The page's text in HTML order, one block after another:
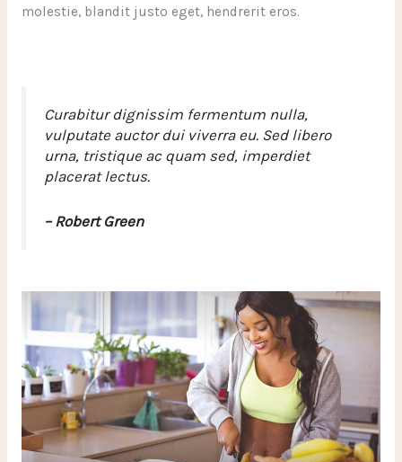
molestie, blandit justo eget, hendrerit eros.
Curabitur dignissim fermentum nulla,
vulputate auctor dui viverra eu. Sed libero
urna, tristique ac quam sed, imperdiet
placerat lectus.
– Robert Green